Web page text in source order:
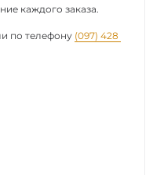
каждого заказа.
по телефону (097) 428